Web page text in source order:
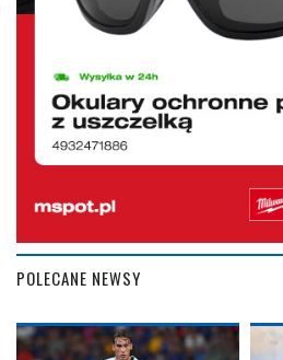
POLECANE NEWSY